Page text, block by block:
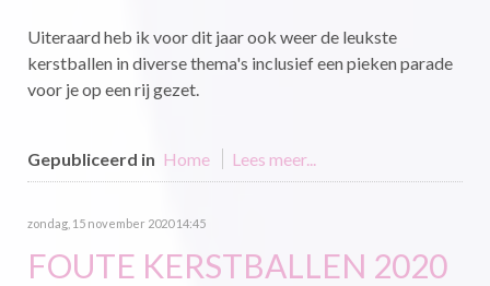
Uiteraard heb ik voor dit jaar ook weer de leukste
kerstballen in diverse thema's inclusief een pieken parade
voor je op een rij gezet.
Gepubliceerd in Home Lees meer...
zondag, 15 november 2020 14:45
FOUTE KERSTBALLEN 2020